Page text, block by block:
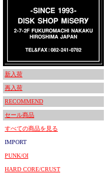
新入荷
再入荷
RECOMMEND
セール商品
すべての商品を見る
IMPORT
PUNK/OI
HARD CORE/CRUST